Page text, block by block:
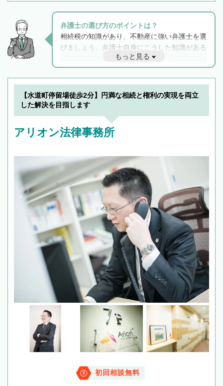
弁護士の選び方のポイントは？
相続税の知識があり、不動産に強い弁護士を選
びましょう。弁護士自身にこうした知識がある
と他士業との連携もスムーズに進み、トラブル
解決のみならず相続をトータルで任せることが
できます。また、相続は感情がからむ分野なの
でフィーリングも重要です。実際に電話や面談
で複数の弁護士と会話をしてウマが合う方に依
もっと見る
【水道町停留場徒歩2分】円満な相続と権利の実現を両立
した解決を目指します
アリオン法律事務所
初回相談無料